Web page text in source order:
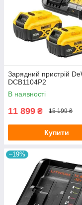
Зарядний пристрій
DCB1104P2
В наявності
11 899 ₴ 15 199 ₴
Купити
–19%